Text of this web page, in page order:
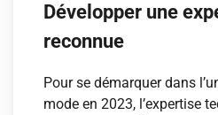
Développer une
reconnue
Pour se démarquer dans
mode en 2023, l’expertise